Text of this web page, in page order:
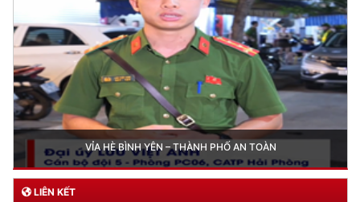
Trailer chung kết Hội thi lực lượng tham gia bảo vệ ANTT ở cơ sở giỏi toàn
quốc lần thứ I, năm 2026
LIÊN KẾT